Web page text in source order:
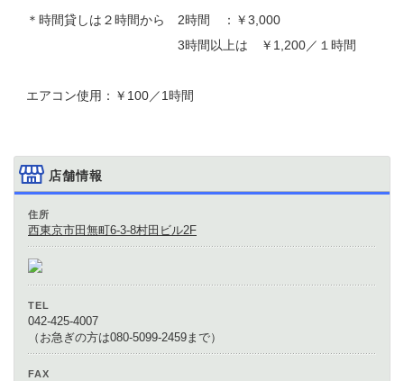
＊時間貸しは２時間から 2時間 ：￥3,000
3時間以上は ￥1,200／１時間
エアコン使用：￥100／1時間
店舗情報
住所
西東京市田無町6-3-8村田ビル2F
TEL
042-425-4007
（お急ぎの方は080-5099-2459まで）
FAX